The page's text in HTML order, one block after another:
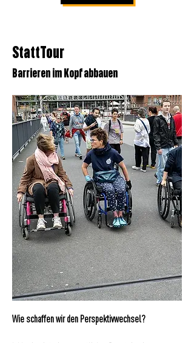
StattTour
Barrieren im Kopf abbauen
Wie schaffen wir den Perspektivwechsel?